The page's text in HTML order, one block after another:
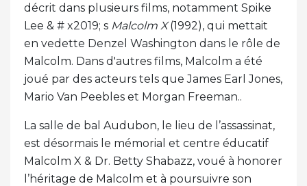
décrit dans plusieurs films, notamment Spike
Lee & # x2019; s Malcolm X(1992), qui mettait
en vedette Denzel Washington dans le rôle de
Malcolm. Dans d'autres films, Malcolm a été
joué par des acteurs tels que James Earl Jones,
Mario Van Peebles et Morgan Freeman..
La salle de bal Audubon, le lieu de l’assassinat,
est désormais le mémorial et centre éducatif
Malcolm X & Dr. Betty Shabazz, voué à honorer
l’héritage de Malcolm et à poursuivre son